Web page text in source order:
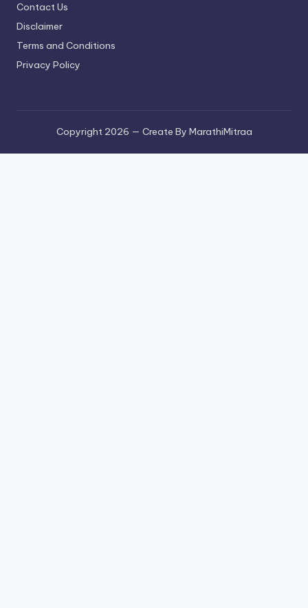
Contact Us
Disclaimer
Terms and Conditions
Privacy Policy
Copyright 2026 — Create By MarathiMitraa